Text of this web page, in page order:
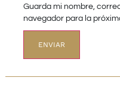
Guarda mi nombre,
navegador para la